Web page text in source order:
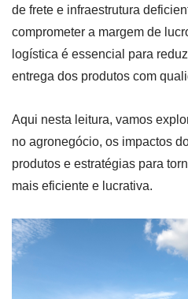
de frete e infraestrutura
comprometer a margem de
logística é essencial para
entrega dos produtos com
Aqui nesta leitura, vamos
no agronegócio, os impactos
produtos e estratégias para
mais eficiente e lucrativa.